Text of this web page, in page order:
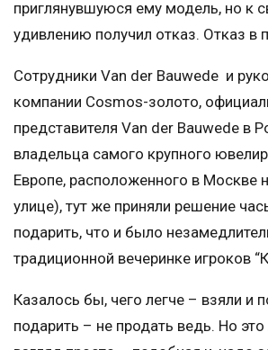
приглянувшуюся ему модель, но к
удивлению получил отказ. Отказ в
Сотрудники Van der Bauwede и
компании Cosmos-золото,
представителя Van der Bauwede в
владельца самого крупного
Европе, расположенного в Москве
улице), тут же приняли решение
подарить, что и было
традиционной вечеринке игроков
Казалось бы, чего легче – взяли и
подарить – не продать ведь. Но